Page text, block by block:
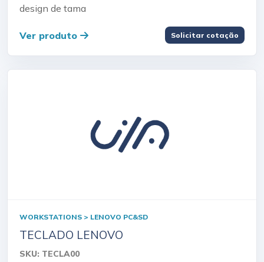
design de tama
Ver produto Solicitar cotação
WORKSTATIONS > LENOVO PC&SD
TECLADO LENOVO
SKU: TECLA00